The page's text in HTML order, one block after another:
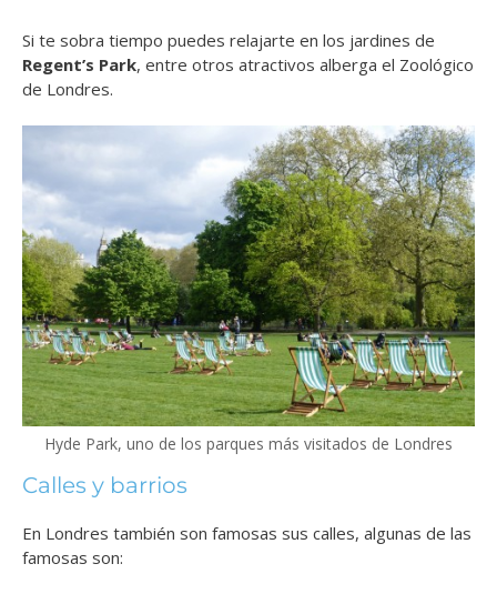
Si te sobra tiempo puedes relajarte en los jardines de
Regent’s Park, entre otros atractivos alberga el Zoológico
de Londres.
Hyde Park, uno de los parques más visitados de Londres
Calles y barrios
En Londres también son famosas sus calles, algunas de las
famosas son: